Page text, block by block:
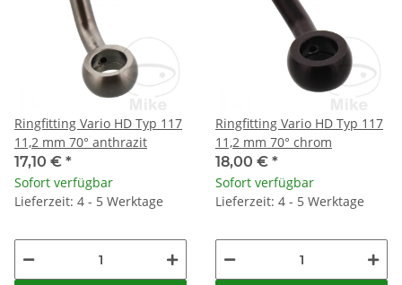
Ringfitting Vario HD Typ 117
11,2 mm 70° anthrazit
17,10 € *
Sofort verfügbar
Lieferzeit: 4 - 5 Werktage
Ringfitting Vario HD Typ 117
11,2 mm 70° chrom
18,00 € *
Sofort verfügbar
Lieferzeit: 4 - 5 Werktage